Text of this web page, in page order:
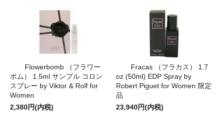
Flowerbomb （フラワー
ボム） 1.5ml サンプル コロン
スプレー by Viktor & Rolf for
Women
2,380円(内税)
Fracas （フラカス） 1.7
oz (50ml) EDP Spray by
Robert Piguet for Women 限定
品
23,940円(内税)